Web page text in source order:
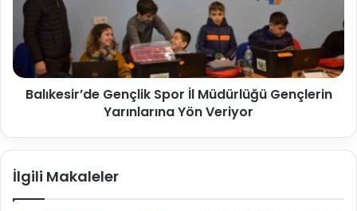
Balıkesir’de Gençlik Spor İl Müdürlüğü Gençlerin
Yarınlarına Yön Veriyor
İlgili Makaleler